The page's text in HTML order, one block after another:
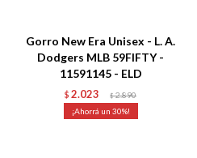
Gorro New Era Unisex - L. A.
Dodgers MLB 59FIFTY -
11591145 - ELD
$ 2.023 $ 2.890
30